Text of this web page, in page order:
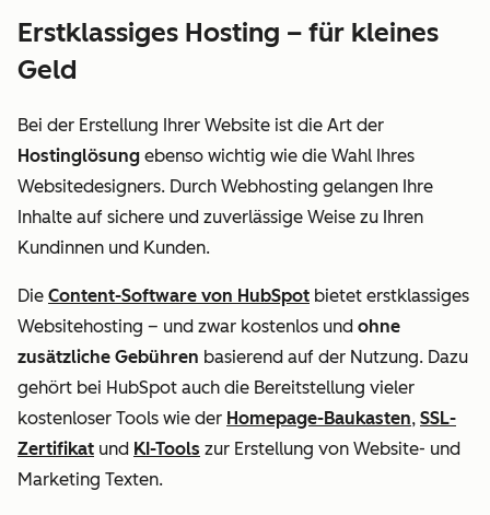
Erstklassiges Hosting – für kleines
Geld
Bei der Erstellung Ihrer Website ist die Art der
Hostinglösung ebenso wichtig wie die Wahl Ihres
Websitedesigners. Durch Webhosting gelangen Ihre
Inhalte auf sichere und zuverlässige Weise zu Ihren
Kundinnen und Kunden.
Die Content-Software von HubSpot bietet erstklassiges
Websitehosting – und zwar kostenlos und ohne
zusätzliche Gebühren basierend auf der Nutzung. Dazu
gehört bei HubSpot auch die Bereitstellung vieler
kostenloser Tools wie der Homepage-Baukasten, SSL-
Zertifikat und KI-Tools zur Erstellung von Website- und
Marketing Texten.